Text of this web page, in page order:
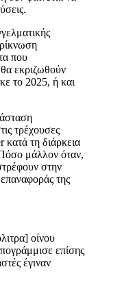
που
εκριζωθούν
το 2025, ή και
τρέχουσες
τη διάρκεια
μάλλον όταν,
στην
της
οίνου
επίσης
έγιναν